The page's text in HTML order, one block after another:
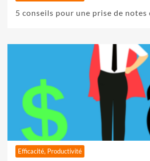
5 conseils pour une prise de notes
Efficacité, Productivité